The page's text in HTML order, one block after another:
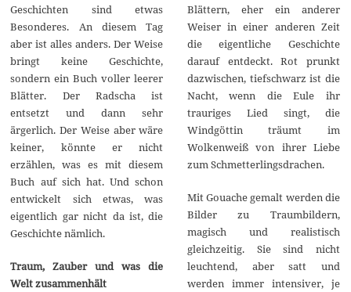
Geschichten sind etwas
Besonderes. An diesem Tag
aber ist alles anders. Der Weise
bringt keine Geschichte,
sondern ein Buch voller leerer
Blätter. Der Radscha ist
entsetzt und dann sehr
ärgerlich. Der Weise aber wäre
keiner, könnte er nicht
erzählen, was es mit diesem
Buch auf sich hat. Und schon
entwickelt sich etwas, was
eigentlich gar nicht da ist, die
Geschichte nämlich.
Traum, Zauber und was die
Welt zusammenhält
Blättern, eher ein anderer
Weiser in einer anderen Zeit
die eigentliche Geschichte
darauf entdeckt. Rot prunkt
dazwischen, tiefschwarz ist die
Nacht, wenn die Eule ihr
trauriges Lied singt, die
Windgöttin träumt im
Wolkenweiß von ihrer Liebe
zum Schmetterlingsdrachen.
Mit Gouache gemalt werden die
Bilder zu Traumbildern,
magisch und realistisch
gleichzeitig. Sie sind nicht
leuchtend, aber satt und
werden immer intensiver, je